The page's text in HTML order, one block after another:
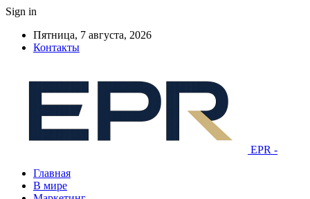
Sign in
Пятница, 7 августа, 2026
Контакты
EPR -
Главная
В мире